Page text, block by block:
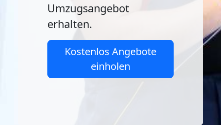
Umzugsangebot
erhalten.
Kostenlos Angebote
einholen